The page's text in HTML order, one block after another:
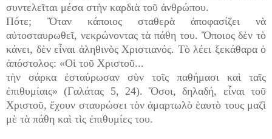
συντελεῖται μέσα στὴν καρδιὰ τοῦ ἀνθρώπου.
Πότε; Ὅταν κάποιος σταθερὰ ἀποφασίζει νὰ
αὐτοσταυρωθεῖ, νεκρώνοντας τὰ πάθη του. Ὅποιος δὲν τὸ
κάνει, δὲν εἶναι ἀληθινὸς Χριστιανός. Τὸ λέει ξεκάθαρα ὁ
ἀπόστολος: «Οἱ τοῦ Χριστοῦ...
τὴν σάρκα ἐσταύρωσαν σὺν τοῖς παθήμασι καὶ ταῖς
ἐπιθυμίαις» (Γαλάτας 5, 24). Ὅσοι, δηλαδή, εἶναι τοῦ
Χριστοῦ, ἔχουν σταυρώσει τὸν ἁμαρτωλὸ ἑαυτὸ τους μαζὶ
μὲ τὰ πάθη καὶ τὶς ἐπιθυμίες του.